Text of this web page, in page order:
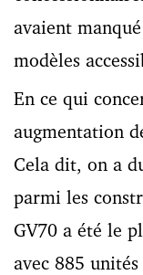
avaient
modèles
En ce qui
augmentation
Cela dit, on a
parmi les
GV70 a été le
avec 885